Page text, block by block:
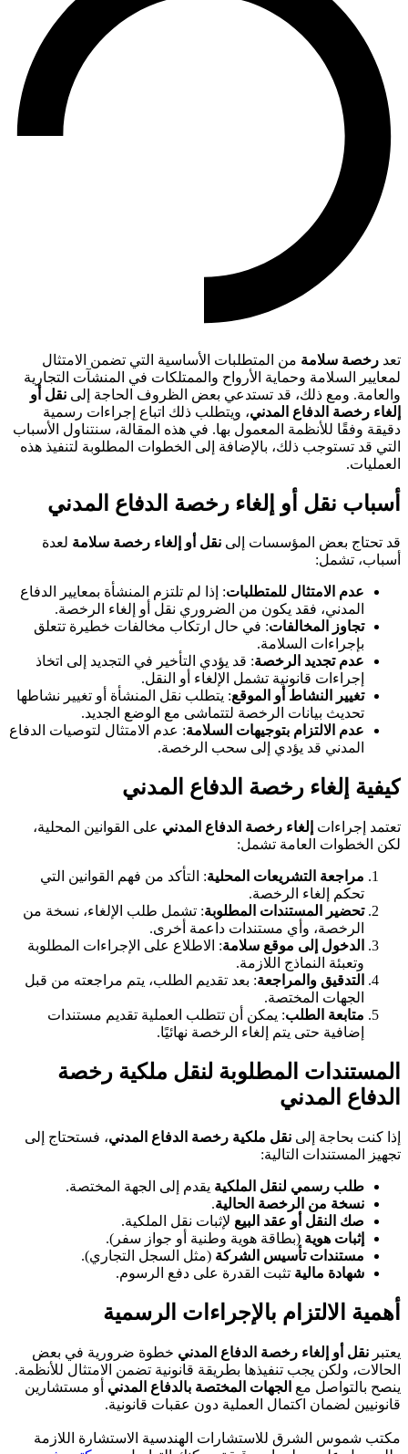
تعد رخصة سلامة من المتطلبات الأساسية التي تضمن الامتثال
لمعايير السلامة وحماية الأرواح والممتلكات في المنشآت التجارية
والعامة. ومع ذلك، قد تستدعي بعض الظروف الحاجة إلى نقل أو
إلغاء رخصة الدفاع المدني، ويتطلب ذلك اتباع إجراءات رسمية
دقيقة وفقًا للأنظمة المعمول بها. في هذه المقالة، سنتناول الأسباب
التي قد تستوجب ذلك، بالإضافة إلى الخطوات المطلوبة لتنفيذ هذه
العمليات.
أسباب نقل أو إلغاء رخصة الدفاع المدني
قد تحتاج بعض المؤسسات إلى نقل أو إلغاء رخصة سلامة لعدة
أسباب، تشمل:
عدم الامتثال للمتطلبات: إذا لم تلتزم المنشأة بمعايير الدفاع
المدني، فقد يكون من الضروري نقل أو إلغاء الرخصة.
تجاوز المخالفات: في حال ارتكاب مخالفات خطيرة تتعلق
بإجراءات السلامة.
عدم تجديد الرخصة: قد يؤدي التأخير في التجديد إلى اتخاذ
إجراءات قانونية تشمل الإلغاء أو النقل.
تغيير النشاط أو الموقع: يتطلب نقل المنشأة أو تغيير نشاطها
تحديث بيانات الرخصة لتتماشى مع الوضع الجديد.
عدم الالتزام بتوجيهات السلامة: عدم الامتثال لتوصيات الدفاع
المدني قد يؤدي إلى سحب الرخصة.
كيفية إلغاء رخصة الدفاع المدني
تعتمد إجراءات إلغاء رخصة الدفاع المدني على القوانين المحلية،
لكن الخطوات العامة تشمل:
مراجعة التشريعات المحلية: التأكد من فهم القوانين التي
تحكم إلغاء الرخصة.
تحضير المستندات المطلوبة: تشمل طلب الإلغاء، نسخة من
الرخصة، وأي مستندات داعمة أخرى.
الدخول إلى موقع سلامة: الاطلاع على الإجراءات المطلوبة
وتعبئة النماذج اللازمة.
التدقيق والمراجعة: بعد تقديم الطلب، يتم مراجعته من قبل
الجهات المختصة.
متابعة الطلب: يمكن أن تتطلب العملية تقديم مستندات
إضافية حتى يتم إلغاء الرخصة نهائيًا.
المستندات المطلوبة لنقل ملكية رخصة
الدفاع المدني
إذا كنت بحاجة إلى نقل ملكية رخصة الدفاع المدني، فستحتاج إلى
تجهيز المستندات التالية:
طلب رسمي لنقل الملكية يقدم إلى الجهة المختصة.
نسخة من الرخصة الحالية.
صك النقل أو عقد البيع لإثبات نقل الملكية.
إثبات هوية (بطاقة هوية وطنية أو جواز سفر).
مستندات تأسيس الشركة (مثل السجل التجاري).
شهادة مالية تثبت القدرة على دفع الرسوم.
أهمية الالتزام بالإجراءات الرسمية
يعتبر نقل أو إلغاء رخصة الدفاع المدني خطوة ضرورية في بعض
الحالات، ولكن يجب تنفيذها بطريقة قانونية تضمن الامتثال للأنظمة.
ينصح بالتواصل مع الجهات المختصة بالدفاع المدني أو مستشارين
قانونيين لضمان اكتمال العملية دون عقبات قانونية.
مكتب شموس الشرق للاستشارات الهندسية الاستشارة اللازمة